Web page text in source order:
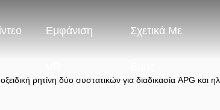
Εμφάνιση Σχετικά Με
ρητίνη δύο συστατικών για διαδικασία APG και